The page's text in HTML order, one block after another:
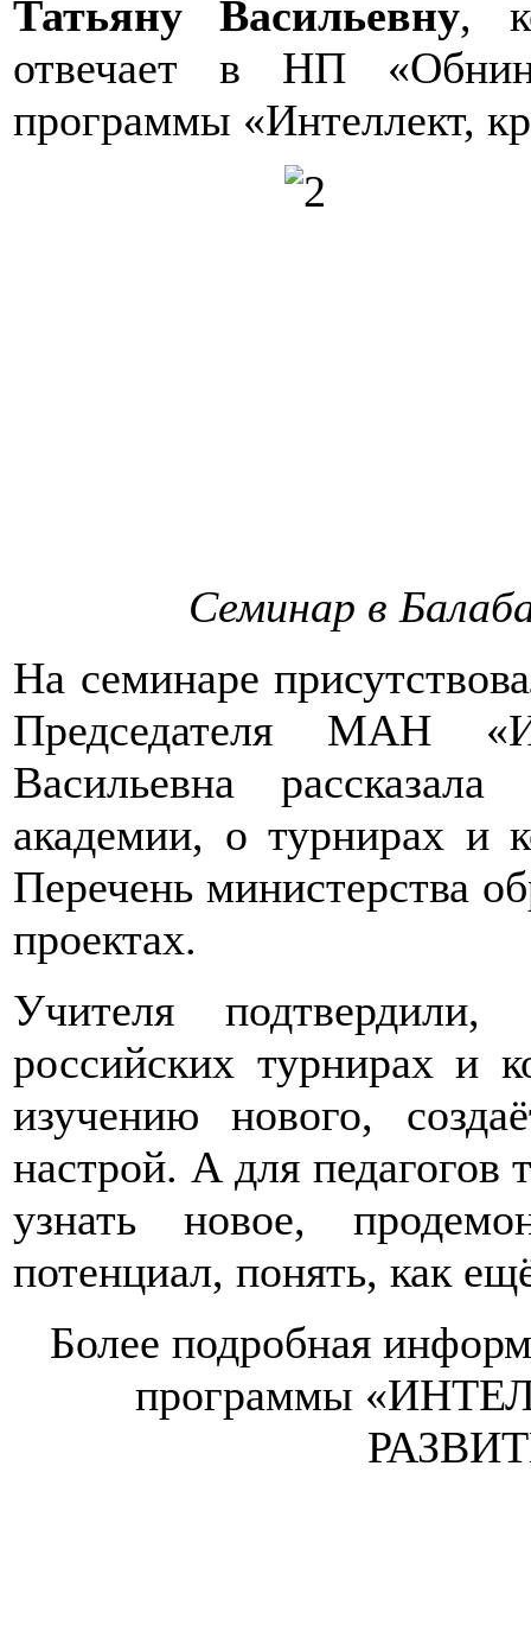
Татьяну Васильевну,
отвечает в НП
программы «Интеллект,
Семинар в
На семинаре
Председателя МАН
Васильевна
академии, о турнирах и
Перечень министерства
проектах.
Учителя
российских турнирах и
изучению нового,
настрой. А для педагогов
узнать новое,
потенциал, понять, как
Более подробная
программы